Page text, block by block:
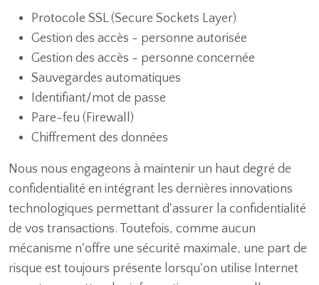
Protocole SSL (Secure Sockets Layer)
Gestion des accès - personne autorisée
Gestion des accès - personne concernée
Sauvegardes automatiques
Identifiant/mot de passe
Pare-feu (Firewall)
Chiffrement des données
Nous nous engageons à maintenir un haut degré de
confidentialité en intégrant les dernières innovations
technologiques permettant d'assurer la confidentialité
de vos transactions. Toutefois, comme aucun
mécanisme n'offre une sécurité maximale, une part de
risque est toujours présente lorsqu'on utilise Internet